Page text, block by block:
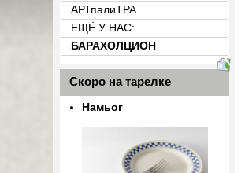
АРТпалиТРА
ЕЩЁ У НАС:
БАРАХОЛЦИОН
Скоро на тарелке
Намьог